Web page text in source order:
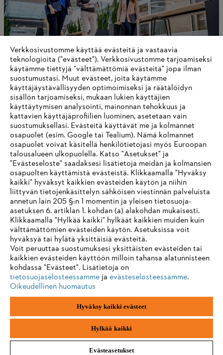
STIHLin vuosikertomus 2021
Tietoa toimittajille
Tuotteet
Yhteystiedot
Ura
Ilmiantajajärjestelmä
Yksityisyyden suoja Evästetiedot
ANDREAS STIHL AG & Co. KG ©2023
Verkkosivustomme käyttää evästeitä ja vastaavia
teknologioita ("evästeet"). Verkkosivustomme tarjoamiseksi
käytämme tiettyjä "välttämättömiä evästeitä" jopa ilman
suostumustasi. Muut evästeet, joita käytämme
käyttäjäystävällisyyden optimoimiseksi ja räätälöidyn
sisällön tarjoamiseksi, mukaan lukien käyttäjien
käyttäytymisen analysointi, mainonnan tehokkuus ja
kattavien käyttäjäprofiilien luominen, asetetaan vain
suostumuksellasi. Evästeitä käyttävät me ja kolmannet
osapuolet (esim. Google tai Tealium). Nämä kolmannet
osapuolet voivat käsitellä henkilötietojasi myös Euroopan
talousalueen ulkopuolella. Katso "Asetukset" ja
"Evästeseloste" saadaksesi lisätietoja meidän ja kolmansien
osapuolten käyttämistä evästeistä. Klikkaamalla "Hyväksy
kaikki" hyväksyt kaikkien evästeiden käytön ja niihin
liittyvän tietojenkäsittelyn sähköisen viestinnän palveluista
annetun lain 205 §:n 1 momentin ja yleisen tietosuoja-
asetuksen 6. artiklan 1. kohdan (a) alakohdan mukaisesti.
Klikkaamalla "Hylkää kaikki" hylkäät kaikkien muiden kuin
välttämättömien evästeiden käytön. Asetuksissa voit
hyväksyä tai hylätä yksittäisiä evästeitä.
Voit peruuttaa suostumuksesi yksittäisten evästeiden tai
kaikkien evästeiden käyttöön milloin tahansa alatunnisteen
kohdassa "Evästeet". Lisätietoja on
tietosuojaselosteessammeja evästeselosteessamme.
Oikeudellinen huomautus
Hyväksy kaikki evästeet
Hylkää kaikki
Evästeasetukset